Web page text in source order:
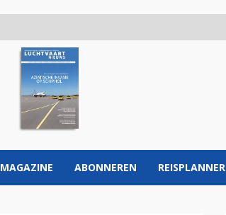
MAGAZINE ABONNEREN REISPLANNER